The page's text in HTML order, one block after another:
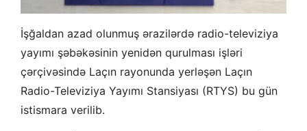
İşğaldan azad olunmuş ərazilərdə radio-televiziya
yayımı şəbəkəsinin yenidən qurulması işləri
çərçivəsində Laçın rayonunda yerləşən Laçın
Radio-Televiziya Yayımı Stansiyası (RTYS) bu gün
istismara verilib.